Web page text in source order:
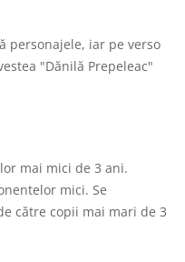
personajele, iar pe verso
"Dănilă Prepeleac"
mai mici de 3 ani.
mici. Se
către copii mai mari de 3